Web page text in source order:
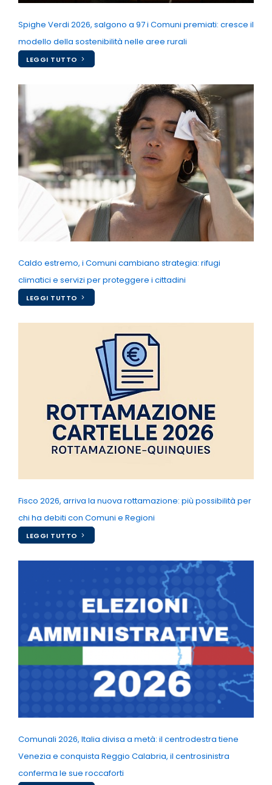
Spighe Verdi 2026, salgono a 97 i Comuni premiati: cresce il
modello della sostenibilità nelle aree rurali
LEGGI TUTTO
Caldo estremo, i Comuni cambiano strategia: rifugi
climatici e servizi per proteggere i cittadini
LEGGI TUTTO
Fisco 2026, arriva la nuova rottamazione: più possibilità per
chi ha debiti con Comuni e Regioni
LEGGI TUTTO
Comunali 2026, Italia divisa a metà: il centrodestra tiene
Venezia e conquista Reggio Calabria, il centrosinistra
conferma le sue roccaforti